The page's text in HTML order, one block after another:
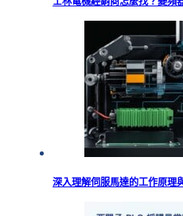
深入理解伺服馬達的工作原理